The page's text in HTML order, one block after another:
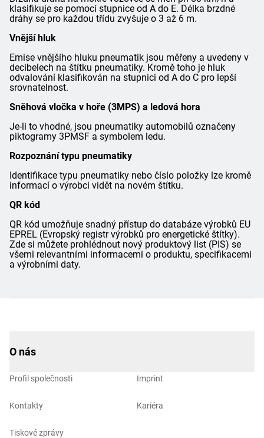
klasifikuje se pomocí stupnice od A do E. Délka brzdné
dráhy se pro každou třídu zvyšuje o 3 až 6 m.
Vnější hluk
Emise vnějšího hluku pneumatik jsou měřeny a uvedeny v
decibelech na štítku pneumatiky. Kromě toho je hluk
odvalování klasifikován na stupnici od A do C pro lepší
srovnatelnost.
Sněhová vločka v hoře (3MPS) a ledová hora
Je-li to vhodné, jsou pneumatiky automobilů označeny
piktogramy 3PMSF a symbolem ledu.
Rozpoznání typu pneumatiky
Identifikace typu pneumatiky nebo číslo položky lze kromě
informací o výrobci vidět na novém štítku.
QR kód
QR kód umožňuje snadný přístup do databáze výrobků EU
EPREL (Evropský registr výrobků pro energetické štítky).
Zde si můžete prohlédnout nový produktový list (PIS) se
všemi relevantními informacemi o produktu, specifikacemi
a výrobními daty.
O nás
Profil společnosti
Kontakty
Tiskové zprávy
Imprint
Kariéra